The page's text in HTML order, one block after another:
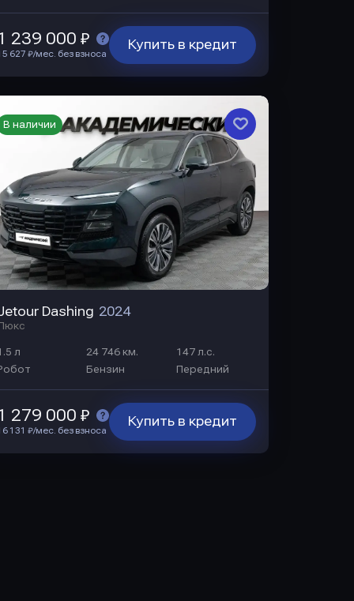
Купить в кредит
239 000 ₽
627 ₽/мес. без взноса
Dashing 2024
л 24 746 км.
147 л.с.
Бензин Передний
В наличии
Купить в кредит
279 000 ₽
131 ₽/мес. без взноса